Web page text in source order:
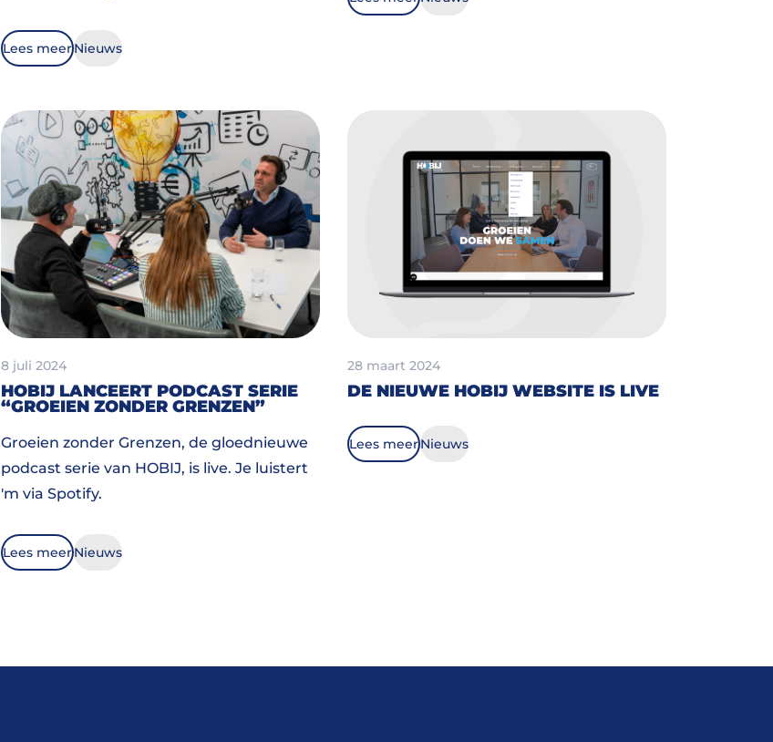
Lees meerNieuws
8 juli 2024
HOBIJ LANCEERT PODCAST SERIE
“GROEIEN ZONDER GRENZEN”
Groeien zonder Grenzen, de gloednieuwe
podcast serie van HOBIJ, is live. Je luistert
'm via Spotify.
Lees meerNieuws
28 maart 2024
DE NIEUWE HOBIJ WEBSITE IS LIVE
Lees meerNieuws